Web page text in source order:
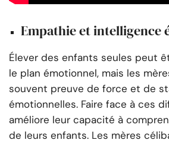
Empathie et intelligence
Élever des enfants seules peut
le plan émotionnel, mais les
souvent preuve de force et de
émotionnelles. Faire face à ces
améliore leur capacité à
de leurs enfants. Les mères